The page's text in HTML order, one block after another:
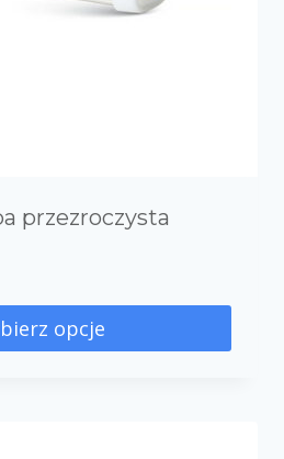
przezroczysta
opcje